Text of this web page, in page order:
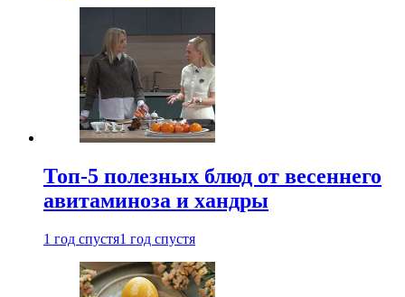
Топ-5 полезных блюд от весеннего
авитаминоза и хандры
1 год спустя1 год спустя